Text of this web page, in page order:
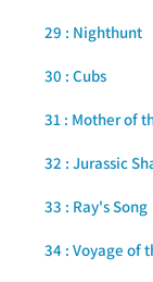
29 : Nighthunt
30 : Cubs
31 : Mother of
32 : Jurassic
33 : Ray's Song
34 : Voyage of